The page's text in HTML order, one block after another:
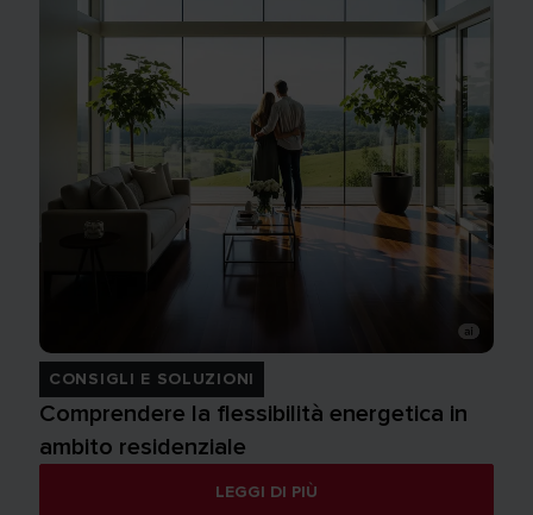
CONSIGLI E SOLUZIONI
Comprendere la flessibilità energetica in
ambito residenziale
LEGGI DI PIÙ